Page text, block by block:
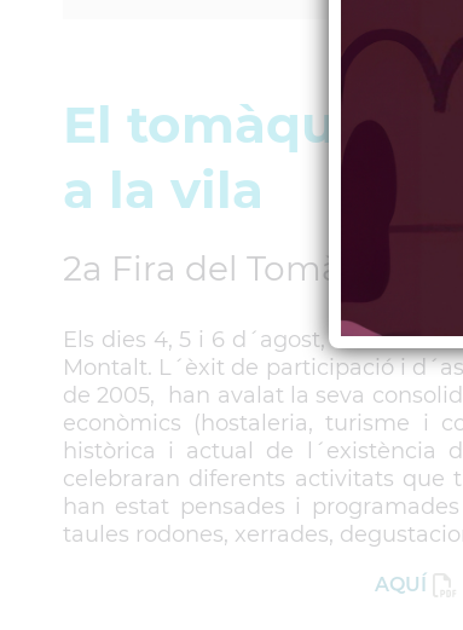
El tomàquet
a la vila
2a Fira del Tomàquet:
Els dies 4, 5 i 6 d´agost, el Centre
Montalt. L´èxit de participació i
de 2005, han avalat la seva
econòmics (hostaleria, turisme i
històrica i actual de l´existència
celebraran diferents activitats
han estat pensades i
taules rodones, xerrades,
AQUÍ